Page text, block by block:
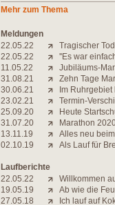
Mehr zum Thema
Meldungen
22.05.22
Tragischer
22.05.22
''Es war
11.05.22
Jubiläums-
31.08.21
Zehn Tage
30.06.21
Im
23.02.21
Termin-
25.09.20
Heute
31.07.20
Marathon
13.11.19
Alles neu
02.10.19
Als Lauf für
Laufberichte
22.05.22
Willkommen
19.05.19
Ab wie die
27.05.18
Ich lauf auf